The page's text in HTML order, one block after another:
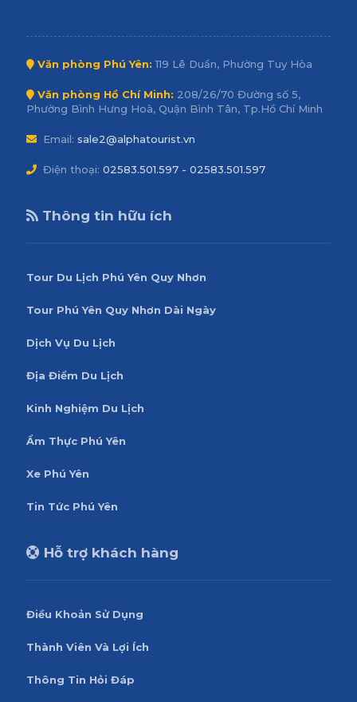
Văn phòng Phú Yên: 119 Lê Duẩn, Phường Tuy Hòa
Văn phòng Hồ Chí Minh: 208/26/70 Đường số 5,
Phường Bình Hưng Hoà, Quận Bình Tân, Tp.Hồ Chí Minh
Email: sale2@alphatourist.vn
Điện thoại: 02583.501.597 - 02583.501.597
Thông tin hữu ích
Tour Du Lịch Phú Yên Quy Nhơn
Tour Phú Yên Quy Nhơn Dài Ngày
Dịch Vụ Du Lịch
Địa Điểm Du Lịch
Kinh Nghiệm Du Lịch
Ẩm Thực Phú Yên
Xe Phú Yên
Tin Tức Phú Yên
Hỗ trợ khách hàng
Điều Khoản Sử Dụng
Thành Viên Và Lợi Ích
Thông Tin Hỏi Đáp